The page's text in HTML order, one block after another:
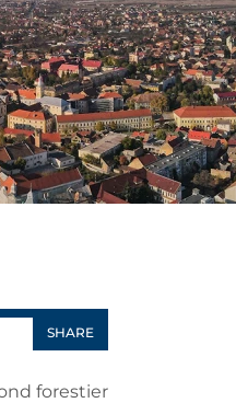
SHARE
forestier